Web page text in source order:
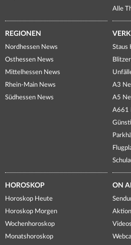
Alle
REGIONEN
Nordhessen News
Osthessen News
Mittelhessen News
Rhein-Main News
Südhessen News
Staus
A3
A5
A661
HOROSKOP
Horoskop Heute
Horoskop Morgen
Wochenhoroskop
Monatshoroskop
ON
Videos